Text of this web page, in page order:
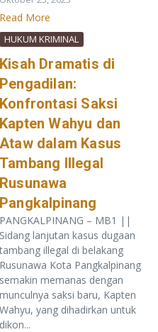
Read More
HUKUM KRIMINAL
Kisah Dramatis di
Pengadilan:
Konfrontasi Saksi
Kapten Wahyu dan
Ataw dalam Kasus
Tambang Illegal
Rusunawa
Pangkalpinang
PANGKALPINANG – MB1 ||
Sidang lanjutan kasus dugaan
tambang illegal di belakang
Rusunawa Kota Pangkalpinang
semakin memanas dengan
munculnya saksi baru, Kapten
Wahyu, yang dihadirkan untuk
dikon...